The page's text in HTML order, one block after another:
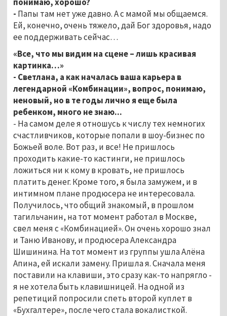
- Папы там нет уже давно. А с мамой мы общаемся.
Ей, конечно, очень тяжело, дай Бог здоровья, надо
ее поддерживать сейчас…
«Все, что мы видим на сцене – лишь красивая
картинка…»
- Светлана, а как началась ваша карьера в
легендарной «Комбинации», вопрос, понимаю,
неновый, но в те годы лично я еще была
ребенком, много не знаю...
- На самом деле я отношусь к числу тех немногих
счастливчиков, которые попали в шоу-бизнес по
Божьей воле. Вот раз, и все! Не пришлось
проходить какие-то кастинги, не пришлось
ложиться ни к кому в кровать, не пришлось
платить денег. Кроме того, я была замужем, и в
интимном плане продюсера не интересовала.
Получилось, что общий знакомый, в прошлом
тагильчанин, на тот момент работал в Москве,
свел меня с «Комбинацией». Он очень хорошо знал
и Таню Иванову, и продюсера Александра
Шишинина. На тот момент из группы ушла Алёна
Апина, ей искали замену. Пришла я. Сначала меня
поставили на клавиши, это сразу как-то напрягло -
я не хотела быть клавишницей. На одной из
репетиций попросили спеть второй куплет в
«Бухгалтере», после чего стала вокалисткой.